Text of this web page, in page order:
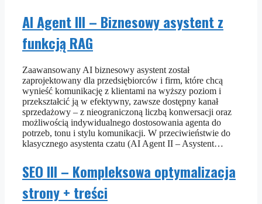
AI Agent III – Biznesowy asystent z
funkcją RAG
Zaawansowany AI biznesowy asystent został
zaprojektowany dla przedsiębiorców i firm, które chcą
wynieść komunikację z klientami na wyższy poziom i
przekształcić ją w efektywny, zawsze dostępny kanał
sprzedażowy – z nieograniczoną liczbą konwersacji oraz
możliwością indywidualnego dostosowania agenta do
potrzeb, tonu i stylu komunikacji. W przeciwieństwie do
klasycznego asystenta czatu (AI Agent II – Asystent…
SEO III – Kompleksowa optymalizacja
strony + treści